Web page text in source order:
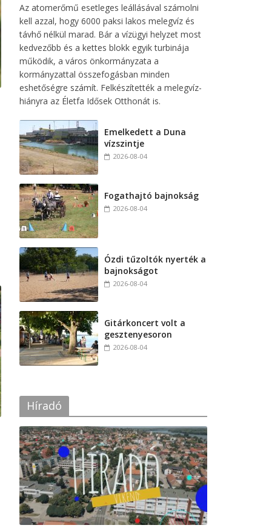
Az atomerőmű esetleges leállásával számolni
kell azzal, hogy 6000 paksi lakos melegvíz és
távhő nélkül marad. Bár a vízügyi helyzet most
kedvezőbb és a kettes blokk egyik turbinája
működik, a város önkormányzata a
kormányzattal összefogásban minden
eshetőségre számít. Felkészítették a melegvíz-
hiányra az Életfa Idősek Otthonát is.
Emelkedett a Duna
vízszintje
2026-08-04
Fogathajtó bajnokság
2026-08-04
Ózdi tűzoltók nyerték a
bajnokságot
2026-08-04
Gitárkoncert volt a
gesztenyesoron
2026-08-04
Híradó